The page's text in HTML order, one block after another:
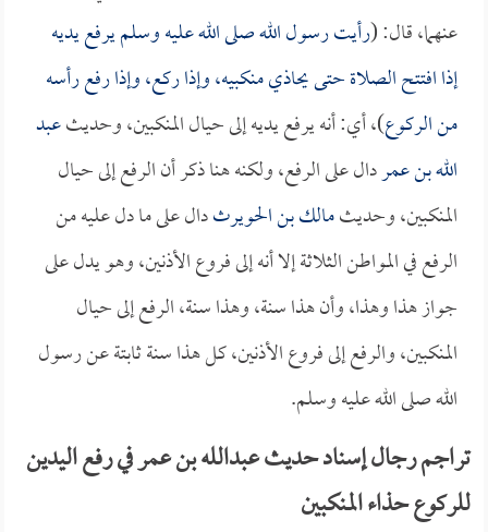
عنهما، قال: (رأيت رسول الله صلى الله عليه وسلم يرفع يديه
إذا افتتح الصلاة حتى يحاذي منكبيه، وإذا ركع، وإذا رفع رأسه
من الركوع)، أي: أنه يرفع يديه إلى حيال المنكبين، وحديثعبد
الله بن عمردال على الرفع، ولكنه هنا ذكر أن الرفع إلى حيال
المنكبين، وحديثمالك بن الحويرثدال على ما دل عليه من
الرفع في المواطن الثلاثة إلا أنه إلى فروع الأذنين، وهو يدل على
جواز هذا وهذا، وأن هذا سنة، وهذا سنة، الرفع إلى حيال
المنكبين، والرفع إلى فروع الأذنين، كل هذا سنة ثابتة عن رسول
الله صلى الله عليه وسلم.
تراجم رجال إسناد حديث عبدالله بن عمر في رفع اليدين
للركوع حذاء المنكبين